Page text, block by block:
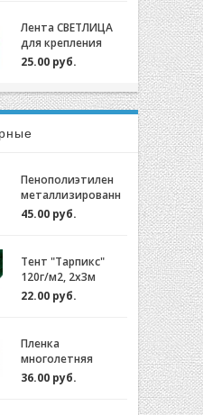
для теплиц
оцинкованный,
0,7мм (2м)
Лента СВЕТЛИЦА
для крепления
пленки к теплице
длина 30м, ширина
3 см, 700 мкм
25.00 руб.
Пенополиэтилен
металлизированн
ый (НПЭ 2-120-25)
45.00 руб.
Тент "Тарпикс"
120г/м2, 2х3м
22.00 руб.
Пленка
многолетняя
"Светлица 6/200"
(7 лет) за 1м.пог.
36.00 руб.